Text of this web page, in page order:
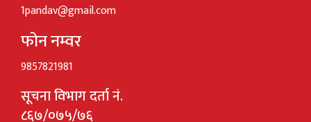
1pandav@gmail.com
फोन नम्वर
9857821981
सूचना विभाग दर्ता नं.
८६७/०७५/७६